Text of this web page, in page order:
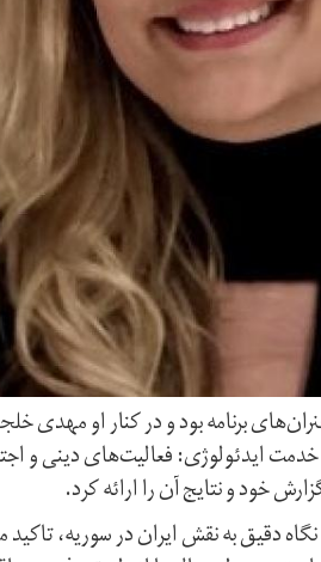
برنامه بود و در کنار او مهدی
ایدئولوژی: فعالیت‌های دینی و
خود و نتایج آن را ارائه کرد.
دقیق به نقش ایران در سوریه،